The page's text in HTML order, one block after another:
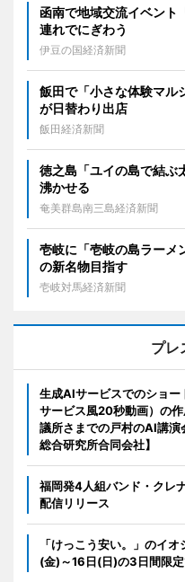
函南で地域交流イベン
連れでにぎわう
伊豆の国経済新聞
飯田で「小さな体験マ
が日替わり出店
飯田経済新聞
徳之島「ユイの島で結
沸かせる
奄美群島南三島経済新聞
壱岐に「壱岐の島ラー
の新名物目指す
壱岐対馬経済新聞
プレ
生成AIサービスでのショ
サービス風20秒動画）の
議所さまでの戸村のAI講演
総合研究所合同会社】
福岡発4人組バンド・クレ
配信リリース
「けっこう安い。」のイ
(金)～16日(日)の3日間限定